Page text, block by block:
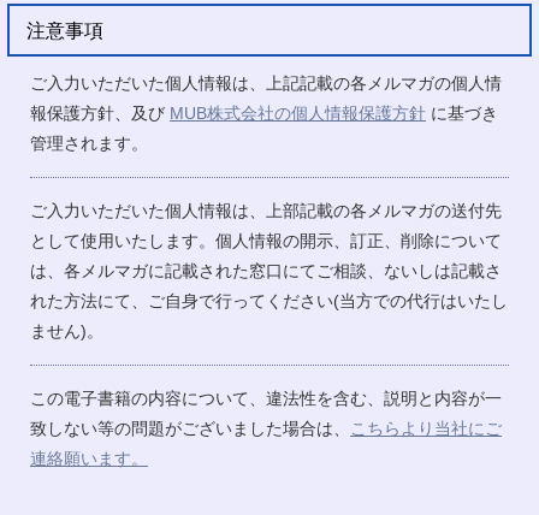
注意事項
ご入力いただいた個人情報は、上記記載の各メルマガの個人情
報保護方針、及び MUB株式会社の個人情報保護方針 に基づき
管理されます。
ご入力いただいた個人情報は、上部記載の各メルマガの送付先
として使用いたします。個人情報の開示、訂正、削除について
は、各メルマガに記載された窓口にてご相談、ないしは記載さ
れた方法にて、ご自身で行ってください(当方での代行はいたし
ません)。
この電子書籍の内容について、違法性を含む、説明と内容が一
致しない等の問題がございました場合は、
こちらより当社にご
連絡願います。